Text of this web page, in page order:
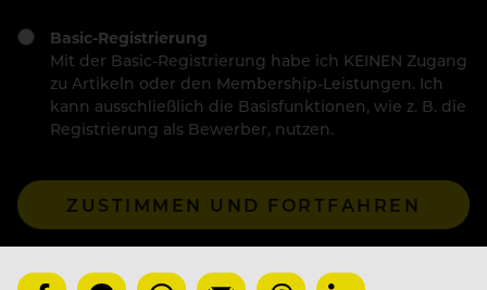
Basic-Registrierung
Mit der Basic-Registrierung habe ich KEINEN Zugang
zu Artikeln oder den Membership-Leistungen. Ich
kann ausschließlich die Basisfunktionen, wie z. B. die
Registrierung als Bewerber, nutzen.
ZUSTIMMEN UND FORTFAHREN